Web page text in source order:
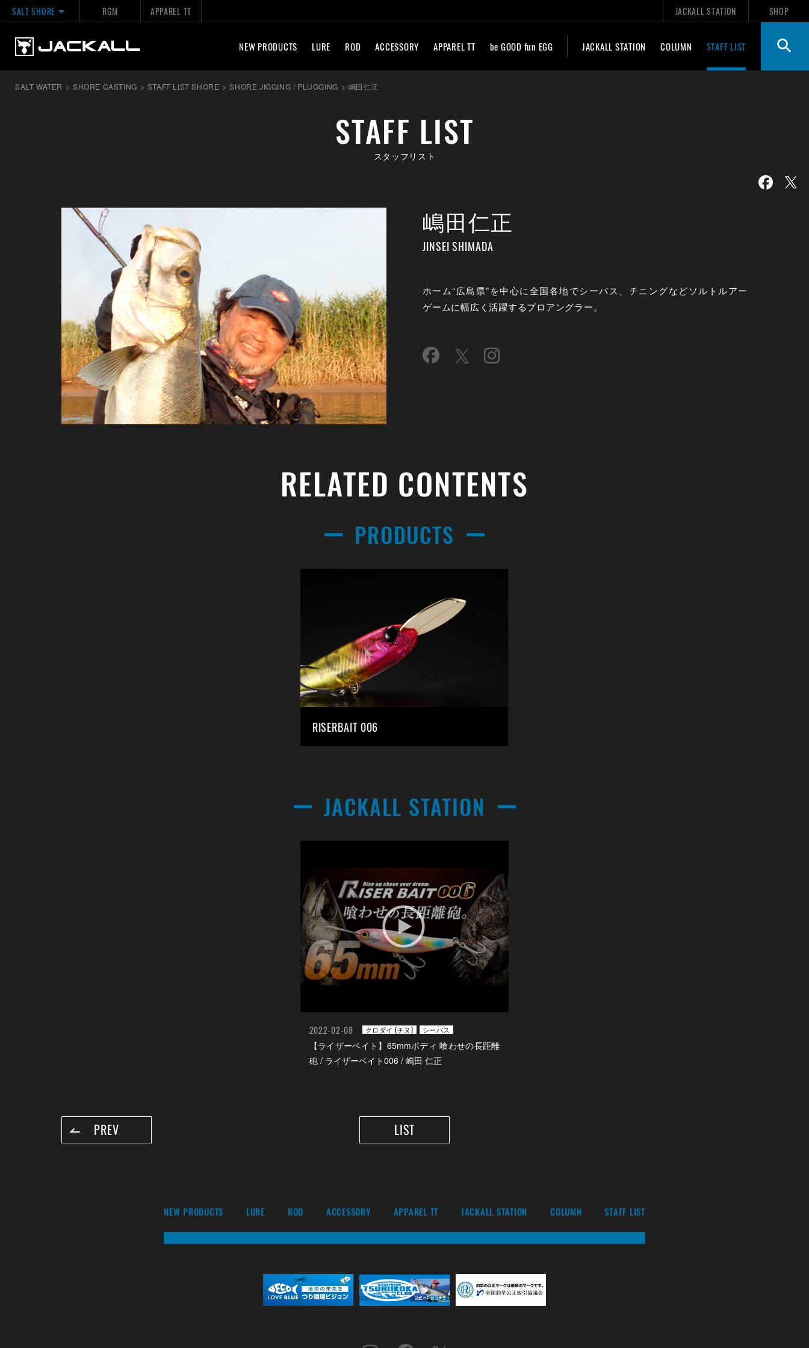
SALT SHORE RGM APPAREL TT JACKALL STATION SHOP
NEW PRODUCTS LURE ROD ACCESSORY APPAREL TT be GOOD fun EGG JACKALL STATION COLUMN STAFF LIST
SALT WATER > SHORE CASTING > STAFF LIST SHORE > SHORE JIGGING / PLUGGING > 嶋田仁正
STAFF LIST
スタッフリスト
嶋田仁正
JINSEI SHIMADA
ホーム“広島県”を中心に全国各地でシーバス、チニングなどソルトルアー
ゲームに幅広く活躍するプロアングラー。
RELATED CONTENTS
PRODUCTS
RISERBAIT 006
JACKALL STATION
2022-02-08 クロダイ (チヌ) シーバス
【ライザーベイト】65mmボディ 喰わせの長距離
砲 / ライザーベイト006 / 嶋田 仁正
PREV LIST
NEW PRODUCTS LURE ROD ACCESSORY APPAREL TT JACKALL STATION COLUMN STAFF LIST